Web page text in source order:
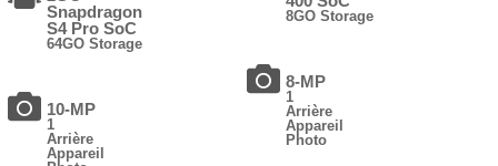
Snapdragon
S4 Pro SoC
64GO Storage
10-MP
1
Arrière
Appareil
8GO Storage
8-MP
1
Arrière
Appareil
Photo